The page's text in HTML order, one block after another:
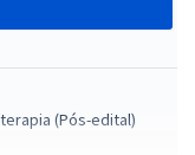
(Pós-edital)